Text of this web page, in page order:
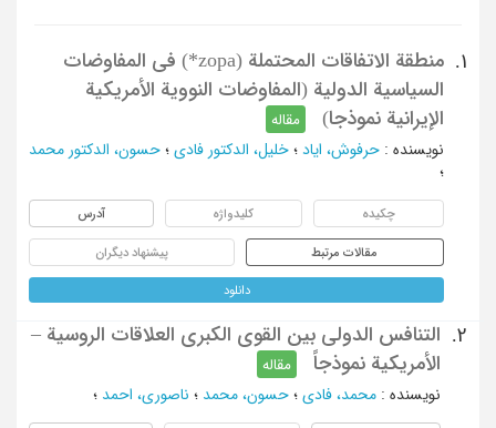
1.
منطقة الاتفاقات المحتملة (zopa*) في المفاوضات
السیاسیة الدولیة (المفاوضات النوویة الأمریکیة
الإیرانیة نموذجا)
مقاله
نویسنده : حرفوش، ایاد ؛ خلیل، الدکتور فادی ؛ حسون، الدکتور محمد
؛
چکیده کلیدواژه آدرس
مقالات مرتبط پیشنهاد دیگران
دانلود
2.
التنافس الدولي بين القوى الكبرى العلاقات الروسية –
الأمريكية نموذجاً
مقاله
نویسنده : محمد، فادی ؛ حسون، محمد ؛ ناصوری، احمد ؛